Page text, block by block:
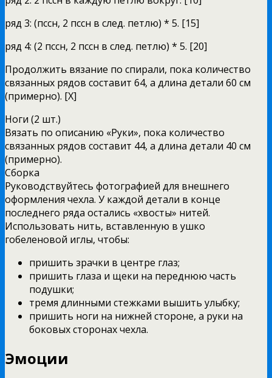
ряд 3: (пссн, 2 пссн в след. петлю) * 5. [15]
ряд 4: (2 пссн, 2 пссн в след. петлю) * 5. [20]
Продолжить вязание по спирали, пока количество
связанных рядов составит 64, а длина детали 60 см
(примерно). [X]
Ноги (2 шт.)
Вязать по описанию «Руки», пока количество
связанных рядов составит 44, а длина детали 40 см
(примерно).
Сборка
Руководствуйтесь фотографией для внешнего
оформления чехла. У каждой детали в конце
последнего ряда остались «хвосты» нитей.
Использовать нить, вставленную в ушко
гобеленовой иглы, чтобы:
пришить зрачки в центре глаз;
пришить глаза и щеки на переднюю часть
подушки;
тремя длинными стежками вышить улыбку;
пришить ноги на нижней стороне, а руки на
боковых сторонах чехла.
Эмоции